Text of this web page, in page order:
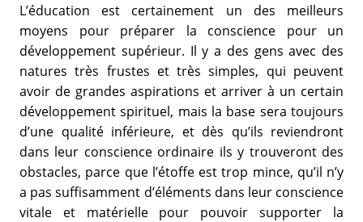
L’éducation est certainement un des meilleurs
moyens pour préparer la conscience pour un
développement supérieur. Il y a des gens avec des
natures très frustes et très simples, qui peuvent
avoir de grandes aspirations et arriver à un certain
développement spirituel, mais la base sera toujours
d’une qualité inférieure, et dès qu’ils reviendront
dans leur conscience ordinaire ils y trouveront des
obstacles, parce que l’étoffe est trop mince, qu’il n’y
a pas suffisamment d’éléments dans leur conscience
vitale et matérielle pour pouvoir supporter la